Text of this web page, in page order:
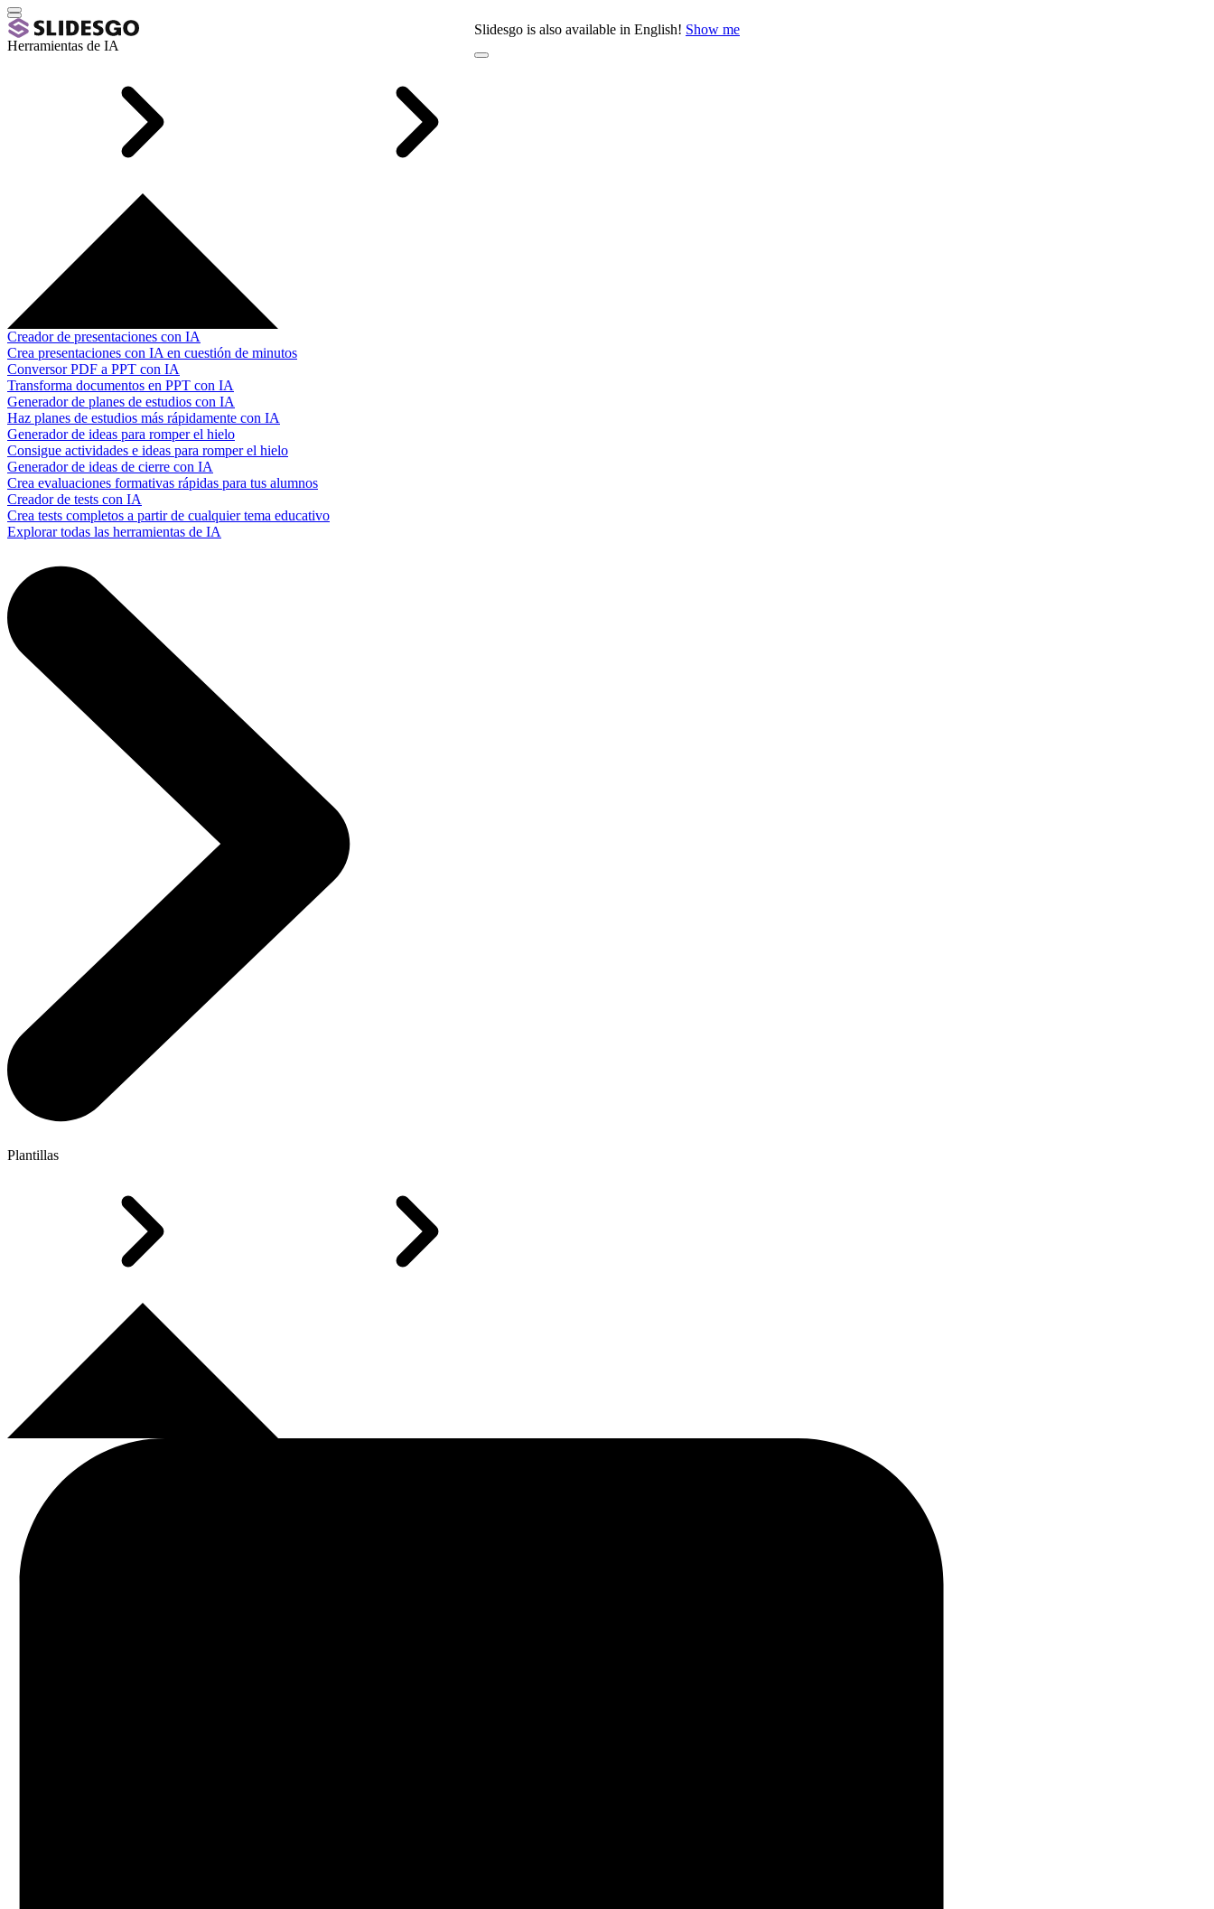
Slidesgo is also available in English! Show me
Herramientas de IA
Creador de presentaciones con IA
Crea presentaciones con IA en cuestión de minutos
Conversor PDF a PPT con IA
Transforma documentos en PPT con IA
Generador de planes de estudios con IA
Haz planes de estudios más rápidamente con IA
Generador de ideas para romper el hielo
Consigue actividades e ideas para romper el hielo
Generador de ideas de cierre con IA
Crea evaluaciones formativas rápidas para tus alumnos
Creador de tests con IA
Crea tests completos a partir de cualquier tema educativo
Explorar todas las herramientas de IA
Plantillas